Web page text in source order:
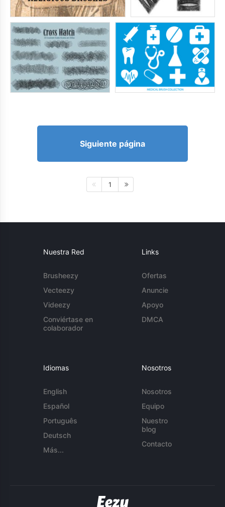
Siguiente página
1
Nuestra Red
Brusheezy
Vecteezy
Videezy
Conviértase en
colaborador
Links
Ofertas
Anuncie
Apoyo
DMCA
Idiomas
English
Español
Português
Deutsch
Más...
Nosotros
Nosotros
Equipo
Nuestro
blog
Contacto